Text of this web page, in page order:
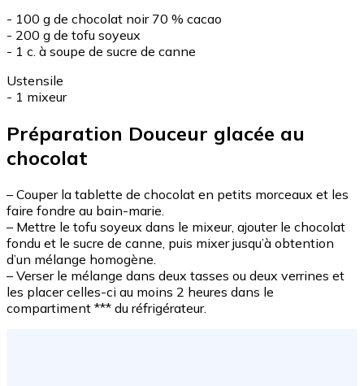
- 100 g de chocolat noir 70 % cacao
- 200 g de tofu soyeux
- 1 c. à soupe de sucre de canne
Ustensile
- 1 mixeur
Préparation Douceur glacée au
chocolat
– Couper la tablette de chocolat en petits morceaux et les
faire fondre au bain-marie.
– Mettre le tofu soyeux dans le mixeur, ajouter le chocolat
fondu et le sucre de canne, puis mixer jusqu’à obtention
d’un mélange homogène.
– Verser le mélange dans deux tasses ou deux verrines et
les placer celles-ci au moins 2 heures dans le
compartiment *** du réfrigérateur.